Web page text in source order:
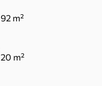
92 m²
20 m²